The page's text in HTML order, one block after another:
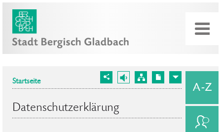
Startseite
Datenschutzerklärung